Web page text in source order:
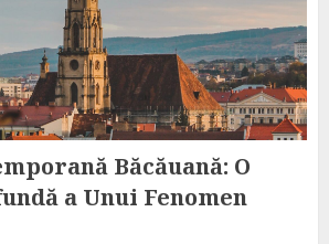
Băcăuană: O
a Unui Fenomen